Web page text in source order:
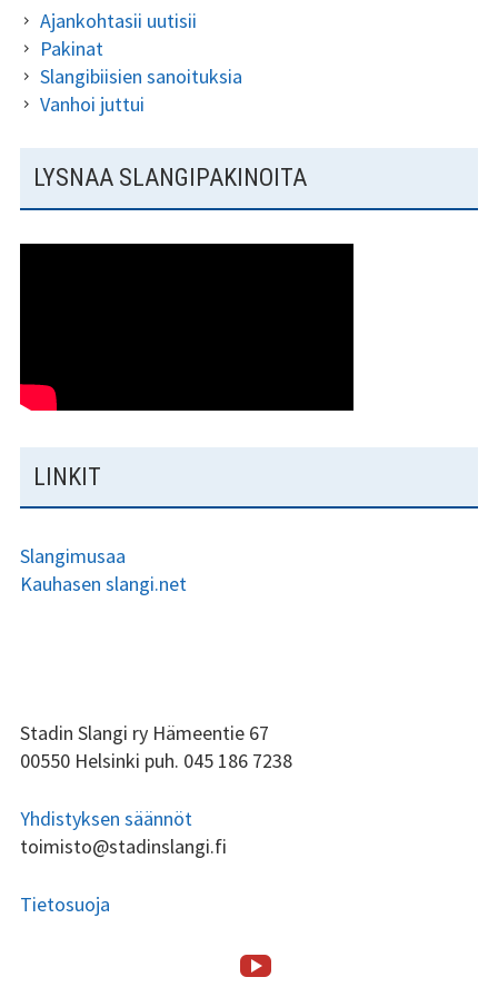
Kundi ja Friidu 2015
Kundi ja Friidu 2016
Kundi ja Friidu 2017
Kundi ja Friidu 2018
Ajankohtasii uutisii
Pakinat
Slangibiisien sanoituksia
Vanhoi juttui
LYSNAA SLANGIPAKINOITA
LINKIT
Slangimusaa
Kauhasen slangi.net
ALAPALKIN
SIVUPALKKI
Stadin Slangi ry Hämeentie 67
00550 Helsinki puh. 045 186 7238
Yhdistyksen säännöt
toimisto@stadinslangi.fi
Tietosuoja
Etusivu
Stadin
Toiminta
Tsilari
Stadin